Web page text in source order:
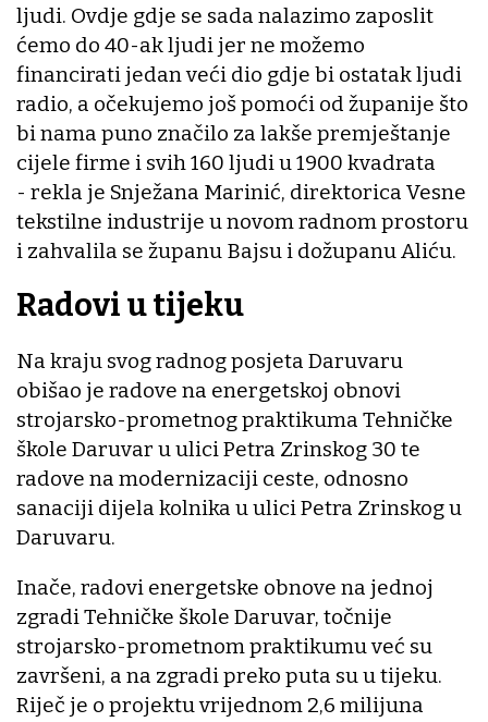
ljudi. Ovdje gdje se sada nalazimo zaposlit
ćemo do 40-ak ljudi jer ne možemo
financirati jedan veći dio gdje bi ostatak ljudi
radio, a očekujemo još pomoći od županije što
bi nama puno značilo za lakše premještanje
cijele firme i svih 160 ljudi u 1900 kvadrata
- rekla je Snježana Marinić, direktorica Vesne
tekstilne industrije u novom radnom prostoru
i zahvalila se županu Bajsu i dožupanu Aliću.
Radovi u tijeku
Na kraju svog radnog posjeta Daruvaru
obišao je radove na energetskoj obnovi
strojarsko-prometnog praktikuma Tehničke
škole Daruvar u ulici Petra Zrinskog 30 te
radove na modernizaciji ceste, odnosno
sanaciji dijela kolnika u ulici Petra Zrinskog u
Daruvaru.
Inače, radovi energetske obnove na jednoj
zgradi Tehničke škole Daruvar, točnije
strojarsko-prometnom praktikumu već su
završeni, a na zgradi preko puta su u tijeku.
Riječ je o projektu vrijednom 2,6 milijuna